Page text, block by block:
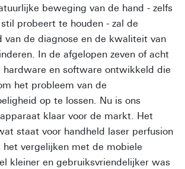
beweging van de hand - zelfs
probeert te houden - zal de
van de diagnose en de kwaliteit van
In de afgelopen zeven of acht
hardware en software ontwikkeld die
het probleem van de
op te lossen. Nu is ons
klaar voor de markt. Het
staat voor handheld laser perfusion
het vergelijken met de mobiele
kleiner en gebruiksvriendelijker was